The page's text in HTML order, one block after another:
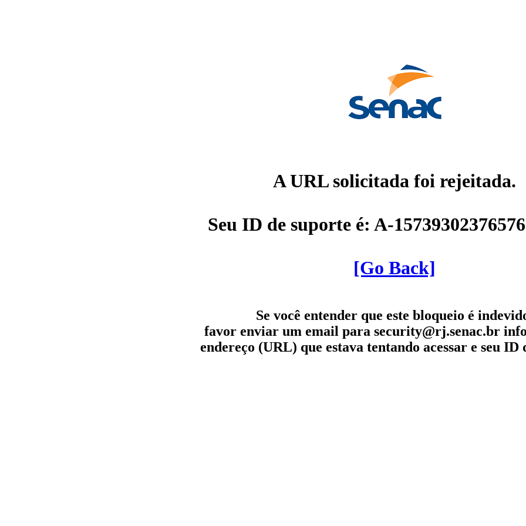
A URL solicitada foi rejeitada.
Seu ID de suporte é: A-
[Go Back]
Se você entender que este bloqueio é
favor enviar um email para security@rj.senac.br
endereço (URL) que estava tentando acessar e seu ID